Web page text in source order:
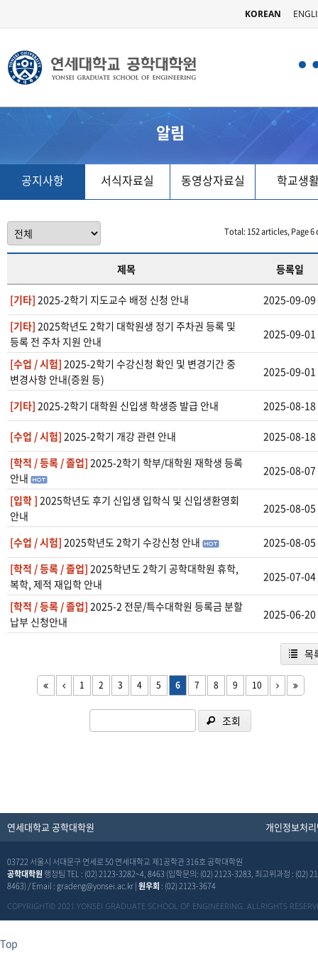
KOREAN
알림
공지사항 서식자료실 동영상자료실 학교생
Total: 152 articles, Page 6
제목 등록일
[기타] 2025-2학기 지도교수 배정 신청 안내
2025-09-09
[기타] 2025학년도 2학기 대학원생 정기 주차권 등록 및
등록 전 주차 지원 안내
2025-09-01
[수업 / 시험] 2025-2학기 수강신청 확인 및 변경기간 중
변경사항 안내(증원 등)
2025-09-01
[기타] 2025-2학기 대학원 신입생 학생증 발급 안내 2025-08-18
[수업 / 시험] 2025-2학기 개강 관련 안내
2025-08-18
[학적 / 등록 / 졸업] 2025-2학기 학부/대학원 재학생 등록
안내
2025-08-07
[입학 ] 2025학년도 후기 신입생 입학식 및 신입생환영회
안내
2025-08-05
[수업 / 시험] 2025학년도 2학기 수강신청 안내
2025-08-05
[학적 / 등록 / 졸업] 2025학년도 2학기 공학대학원 휴학,
복학, 제적 재입학 안내
2025-07-04
[학적 / 등록 / 졸업] 2025-2 전문/특수대학원 등록금 분할
납부 신청안내
2025-06-20
목
1 2 3 4 5 6 7 8 9 10
조회
연세대학교 공학대학원 개인정보처
03722 서울시 서대문구 연세로 50 연세대학교 제1공학관 316호 공학대학원
공학대학원행정팀 TEL : (02) 2123-3282~4, 8463 (입학문의: (02) 2123-3283, 최고위과정 : (02)
8463) / Email : gradeng@yonsei.ac.kr |원우회 : (02) 2123-3674
COPYRIGHT© 2021 YONSEI GRADUATE SCHOOL OF ENGINEERING. ALLRIGHTS
Top